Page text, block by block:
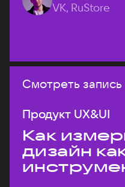
VK, RuStore
Смотреть запись
Продукт UX&UI
Как
дизайн